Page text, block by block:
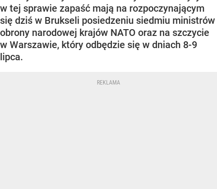
w tej sprawie zapaść mają na rozpoczynającym
się dziś w Brukseli posiedzeniu siedmiu ministrów
obrony narodowej krajów NATO oraz na szczycie
w Warszawie, który odbędzie się w dniach 8-9
lipca.